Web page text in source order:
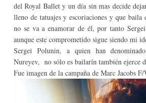
del Royal Ballet y un día sin mas decide
lleno de tatuajes y escoriaciones y que baila
no se va a enamorar de él, por tanto
aunque este comprometido sigue siendo mi
Sergei Polunin, a quien han
Nureyev, no sólo es bailarín también ejerce
Fue imagen de la campaña de Marc Jacobs F/